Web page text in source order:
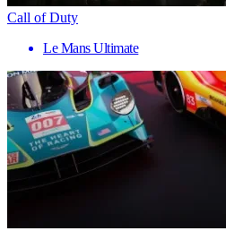
Call of Duty
Le Mans Ultimate